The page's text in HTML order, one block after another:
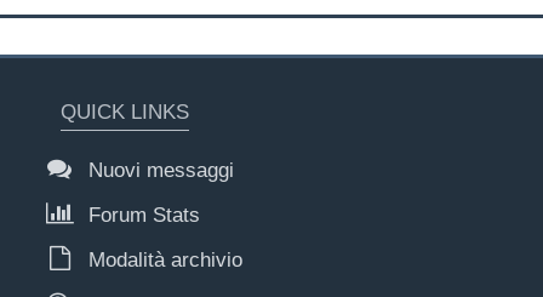
QUICK LINKS
Nuovi messaggi
Forum Stats
Modalità archivio